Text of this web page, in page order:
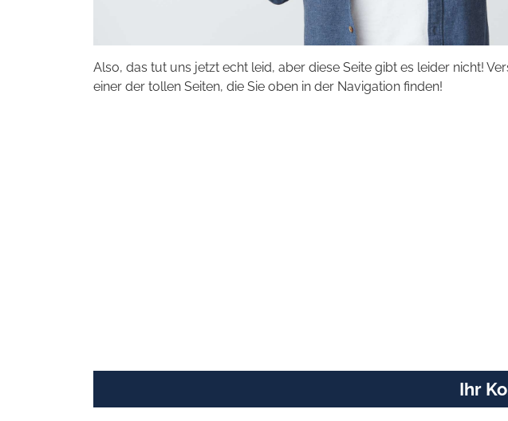
Also, das tut uns jetzt echt leid, aber diese Seite gibt es leider nicht!
einer der tollen Seiten, die Sie oben in der Navigation finden!
Ihr